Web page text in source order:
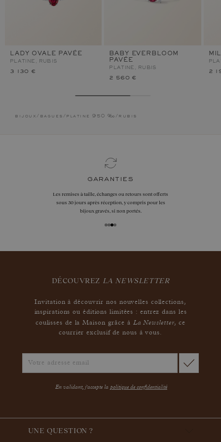
LADY OVALE PAVÉE
PLATINE, RUBIS
3 130 €
BABY EVERBLOOM
PAVÉE
PLATINE, RUBIS
2 560 €
2
bijoux / bagues / platine 950 ‰ / rubis
garanties
Les remises à taille, échanges ou retours sont offerts
sous 30 jours après réception, y compris pour les
bijoux gravés, si non portés.
DÉCOUVREZ LA NEWSLETTER
Invitation à découvrir nos nouvelles collections,
inspirations ou éditions limitées : entrez dans les
coulisses de la Maison grâce à La Newsletter,ce
courrier exclusif de nous à vous.
En validant, j'accepte la politique de confidentialité
UNE QUESTION ?